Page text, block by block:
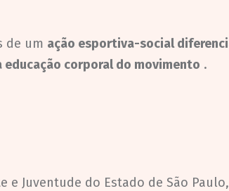
de um ação esportiva-social
educação corporal do movimento .
e Juventude do Estado de São Paulo,